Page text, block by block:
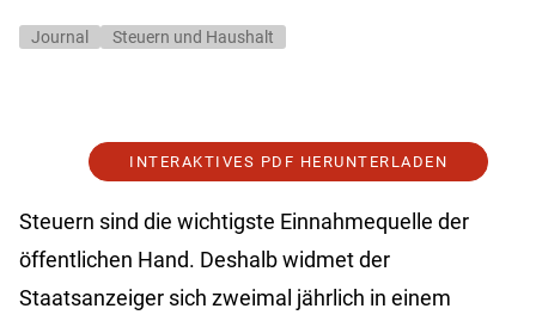
Journal Steuern und Haushalt
INTERAKTIVES PDF HERUNTERLADEN
Steuern sind die wichtigste Einnahmequelle der
öffentlichen Hand. Deshalb widmet der
Staatsanzeiger sich zweimal jährlich in einem